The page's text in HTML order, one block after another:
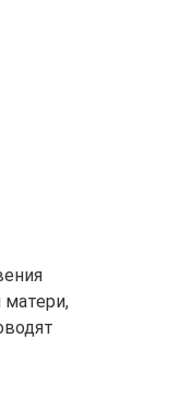
матери,